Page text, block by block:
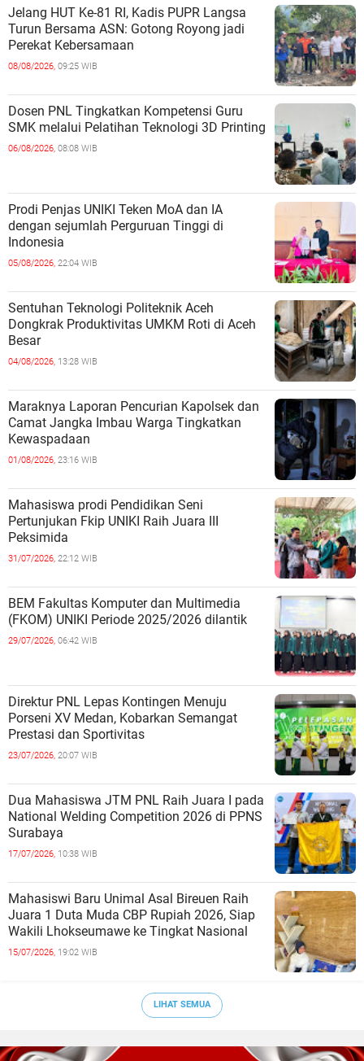
Jelang HUT Ke-81 RI, Kadis PUPR Langsa
Turun Bersama ASN: Gotong Royong jadi
Perekat Kebersamaan
08/08/2026, 09:25 WIB
Dosen PNL Tingkatkan Kompetensi Guru
SMK melalui Pelatihan Teknologi 3D Printing
06/08/2026, 08:08 WIB
Prodi Penjas UNIKI Teken MoA dan IA
dengan sejumlah Perguruan Tinggi di
Indonesia
05/08/2026, 22:04 WIB
Sentuhan Teknologi Politeknik Aceh
Dongkrak Produktivitas UMKM Roti di Aceh
Besar
04/08/2026, 13:28 WIB
Maraknya Laporan Pencurian Kapolsek dan
Camat Jangka Imbau Warga Tingkatkan
Kewaspadaan
01/08/2026, 23:16 WIB
Mahasiswa prodi Pendidikan Seni
Pertunjukan Fkip UNIKI Raih Juara III
Peksimida
31/07/2026, 22:12 WIB
BEM Fakultas Komputer dan Multimedia
(FKOM) UNIKI Periode 2025/2026 dilantik
29/07/2026, 06:42 WIB
Direktur PNL Lepas Kontingen Menuju
Porseni XV Medan, Kobarkan Semangat
Prestasi dan Sportivitas
23/07/2026, 20:07 WIB
Dua Mahasiswa JTM PNL Raih Juara I pada
National Welding Competition 2026 di PPNS
Surabaya
17/07/2026, 10:38 WIB
Mahasiswi Baru Unimal Asal Bireuen Raih
Juara 1 Duta Muda CBP Rupiah 2026, Siap
Wakili Lhokseumawe ke Tingkat Nasional
15/07/2026, 19:02 WIB
LIHAT SEMUA